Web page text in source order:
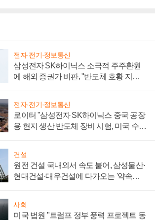
전자·전기·정보통신
삼성전자 SK하이닉스 소극적 주주환원
에 해외 증권가 비판, "반도체 호황 지속
전자·전기·정보통신
로이터 "삼성전자 SK하이닉스 중국 공장
용 현지 생산 반도체 장비 시험, 미국 수출
건설
원전 건설 국내외서 속도 붙어, 삼성물산·
현대건설·대우건설에 다가오는 '약속의
사회
미국 법원 "트럼프 정부 풍력 프로젝트 동